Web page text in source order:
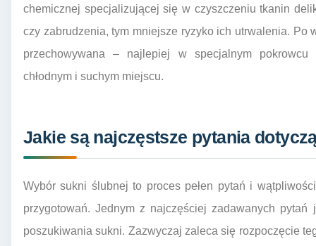
chemicznej specjalizującej się w czyszczeniu tkanin
czy zabrudzenia, tym mniejsze ryzyko ich utrwalenia. Po
przechowywana – najlepiej w specjalnym pokrowcu
chłodnym i suchym miejscu.
Jakie są najczęstsze pytania
Wybór sukni ślubnej to proces pełen pytań i
przygotowań. Jednym z najczęściej zadawanych
poszukiwania sukni. Zazwyczaj zaleca się rozpoczęcie